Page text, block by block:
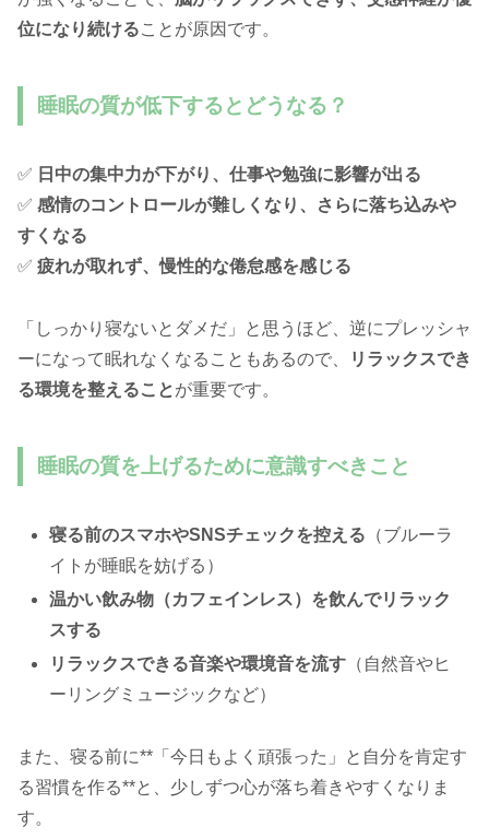
位になり続けることが原因です。
睡眠の質が低下するとどうなる？
✅ 日中の集中力が下がり、仕事や勉強に影響が出る
✅ 感情のコントロールが難しくなり、さらに落ち込みや
すくなる
✅ 疲れが取れず、慢性的な倦怠感を感じる
「しっかり寝ないとダメだ」と思うほど、逆にプレッシャ
ーになって眠れなくなることもあるので、
リラックスでき
る環境を整えることが重要です。
睡眠の質を上げるために意識すべきこと
寝る前のスマホやSNSチェックを控える （ブルーラ
イトが睡眠を妨げる）
温かい飲み物（カフェインレス）を飲んでリラック
スする
リラックスできる音楽や環境音を流す （自然音やヒ
ーリングミュージックなど）
また、寝る前に**「今日もよく頑張った」と自分を肯定す
る習慣を作る**と、少しずつ心が落ち着きやすくなりま
す。